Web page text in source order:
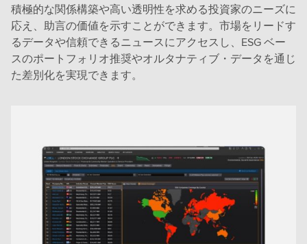
積極的な関係構築や高い透明性を求める投資家のニーズに
応え、助言の価値を示すことができます。市場をリードす
るデータや信頼できるニュースにアクセスし、ESG ベー
スのポートフォリオ推奨やオルタナティブ・データを通じ
た差別化を実現できます。